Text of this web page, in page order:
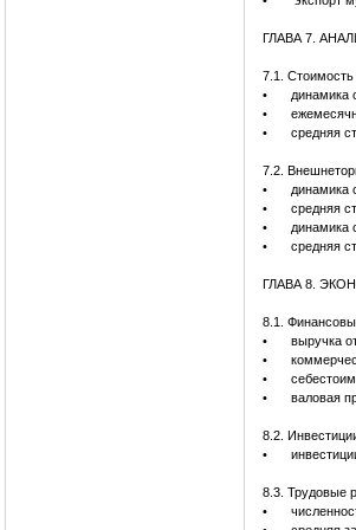
ГЛАВА 7.
7.1.
•
динамика
•
•
средняя
7.2.
•
динамика
•
средняя
•
динамика
•
средняя
ГЛАВА 8.
8.1.
•
выручка
•
•
•
валовая
8.2.
•
8.3. Трудовые
•